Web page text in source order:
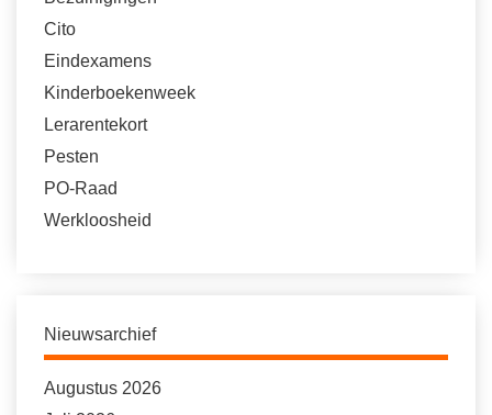
Cito
Eindexamens
Kinderboekenweek
Lerarentekort
Pesten
PO-Raad
Werkloosheid
Nieuwsarchief
Augustus 2026